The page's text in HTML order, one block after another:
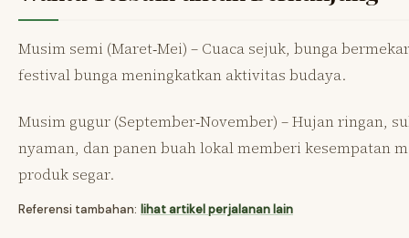
Musim semi (Maret‑Mei) – Cuaca sejuk, bunga
festival bunga meningkatkan aktivitas budaya.
Musim gugur (September‑November) – Hujan ringan,
nyaman, dan panen buah lokal memberi kesempatan
produk segar.
Referensi tambahan: lihat artikel perjalanan lain